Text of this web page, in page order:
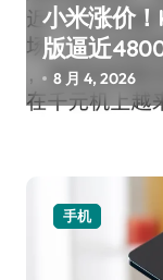
小米涨价
版逼近
8 月 4, 2026
手机